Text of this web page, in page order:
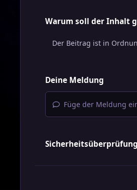
Warum soll der Inhalt
Deine Meldung
Füge der Meldung
Sicherheitsüberprüfung